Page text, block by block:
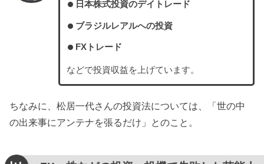
日本株式投資のデイトレード
ブラジルレアルへの投資
FXトレード
などで投資収益を上げています。
ちなみに、松居一代さんの投資法については、「世の中
の出来事にアンテナを張るだけ」とのこと。